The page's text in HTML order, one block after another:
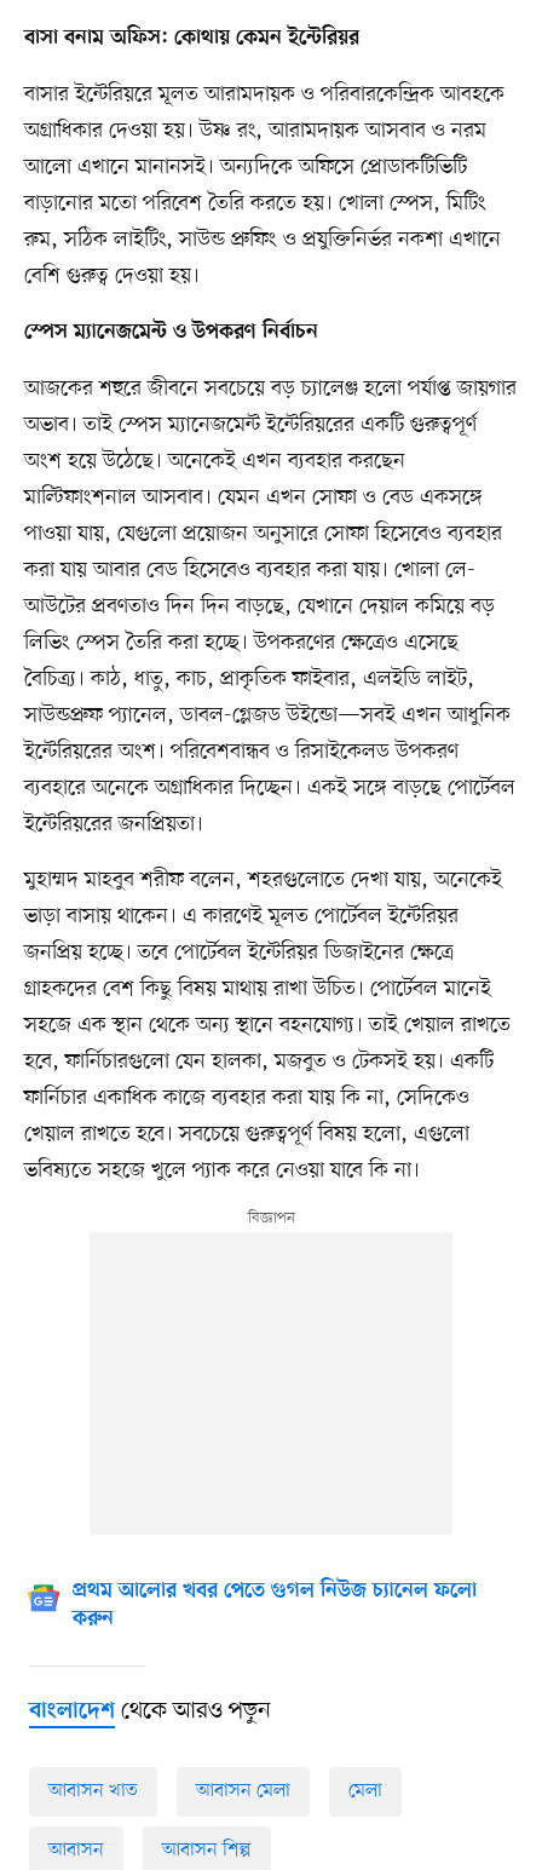
বাসা বনাম অফিস: কোথায় কেমন ইন্টেরিয়র
বাসার ইন্টেরিয়রে মূলত আরামদায়ক ও পরিবারকেন্দ্রিক আবহকে
অগ্রাধিকার দেওয়া হয়। উষ্ণ রং, আরামদায়ক আসবাব ও নরম
আলো এখানে মানানসই। অন্যদিকে অফিসে প্রোডাকটিভিটি
বাড়ানোর মতো পরিবেশ তৈরি করতে হয়। খোলা স্পেস, মিটিং
রুম, সঠিক লাইটিং, সাউন্ড প্রুফিং ও প্রযুক্তিনির্ভর নকশা এখানে
বেশি গুরুত্ব দেওয়া হয়।
স্পেস ম্যানেজমেন্ট ও উপকরণ নির্বাচন
আজকের শহুরে জীবনে সবচেয়ে বড় চ্যালেঞ্জ হলো পর্যাপ্ত জায়গার
অভাব। তাই স্পেস ম্যানেজমেন্ট ইন্টেরিয়রের একটি গুরুত্বপূর্ণ
অংশ হয়ে উঠেছে। অনেকেই এখন ব্যবহার করছেন
মাল্টিফাংশনাল আসবাব। যেমন এখন সোফা ও বেড একসঙ্গে
পাওয়া যায়, যেগুলো প্রয়োজন অনুসারে সোফা হিসেবেও ব্যবহার
করা যায় আবার বেড হিসেবেও ব্যবহার করা যায়। খোলা লে-
আউটের প্রবণতাও দিন দিন বাড়ছে, যেখানে দেয়াল কমিয়ে বড়
লিভিং স্পেস তৈরি করা হচ্ছে। উপকরণের ক্ষেত্রেও এসেছে
বৈচিত্র্য। কাঠ, ধাতু, কাচ, প্রাকৃতিক ফাইবার, এলইডি লাইট,
সাউন্ডপ্রুফ প্যানেল, ডাবল-গ্লেজড উইন্ডো—সবই এখন আধুনিক
ইন্টেরিয়রের অংশ। পরিবেশবান্ধব ও রিসাইকেলড উপকরণ
ব্যবহারে অনেকে অগ্রাধিকার দিচ্ছেন। একই সঙ্গে বাড়ছে পোর্টেবল
ইন্টেরিয়রের জনপ্রিয়তা।
মুহাম্মদ মাহবুব শরীফ বলেন, শহরগুলোতে দেখা যায়, অনেকেই
ভাড়া বাসায় থাকেন। এ কারণেই মূলত পোর্টেবল ইন্টেরিয়র
জনপ্রিয় হচ্ছে। তবে পোর্টেবল ইন্টেরিয়র ডিজাইনের ক্ষেত্রে
গ্রাহকদের বেশ কিছু বিষয় মাথায় রাখা উচিত। পোর্টেবল মানেই
সহজে এক স্থান থেকে অন্য স্থানে বহনযোগ্য। তাই খেয়াল রাখতে
হবে, ফার্নিচারগুলো যেন হালকা, মজবুত ও টেকসই হয়। একটি
ফার্নিচার একাধিক কাজে ব্যবহার করা যায় কি না, সেদিকেও
খেয়াল রাখতে হবে। সবচেয়ে গুরুত্বপূর্ণ বিষয় হলো, এগুলো
ভবিষ্যতে সহজে খুলে প্যাক করে নেওয়া যাবে কি না।
প্রথম আলোর খবর পেতে গুগল নিউজ চ্যানেল ফলো
করুন
বাংলাদেশথেকে আরও পড়ুন
আবাসন খাত আবাসন মেলা মেলা
আবাসন আবাসন শিল্প